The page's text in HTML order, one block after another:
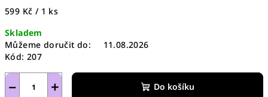
Měrná
599 Kč / 1 ks
Skladem
Můžeme doručit do:
11.08.2026
Kód: 207
+
− Do košíku